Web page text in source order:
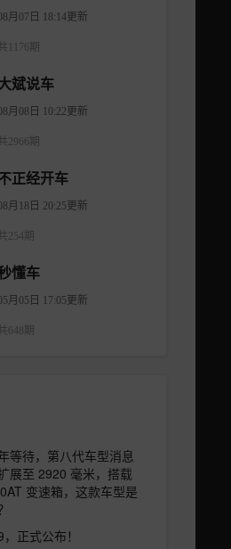
月07日 18:14更新
1176期
斌说车
月08日 10:22更新
2966期
正经开车
月18日 20:25更新
254期
懂车
月05日 17:05更新
648期
等待，第八代车型消息
展至 2920 毫米，搭载
变速箱，这款车型是
正式公布！